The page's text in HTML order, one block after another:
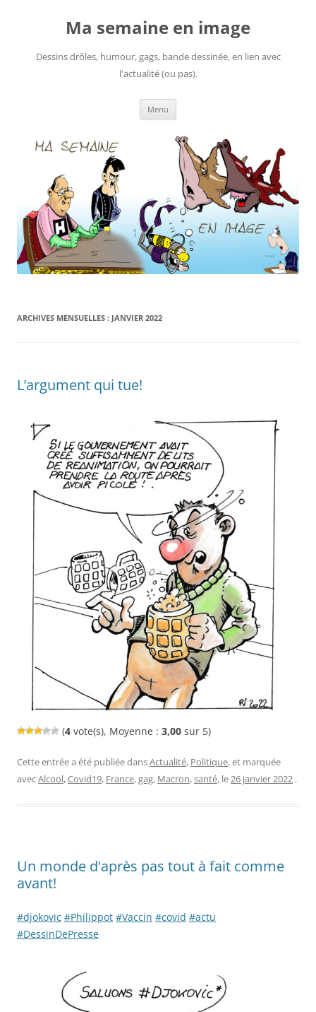
Ma semaine en image
Dessins drôles, humour, gags, bande dessinée, en lien avec
l'actualité (ou pas).
Menu
ARCHIVES MENSUELLES : JANVIER 2022
L’argument qui tue!
(4 vote(s), Moyenne : 3,00 sur 5)
Cette entrée a été publiée dansActualité, Politique, et marquée
avecAlcool,Covid19, France,gag, Macron,santé, le26 janvier 2022 .
Un monde d'après pas tout à fait comme
avant!
#djokovic #Philippot #Vaccin #covid #actu
#DessinDePresse